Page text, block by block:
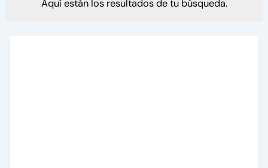
Aquí están los resultados de tu búsqueda.